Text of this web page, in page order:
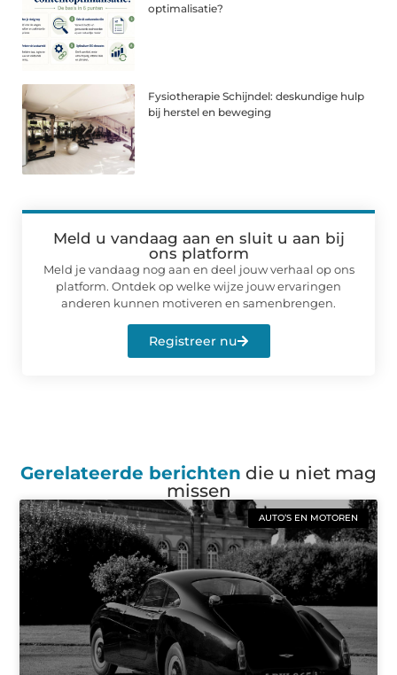
optimalisatie?
Fysiotherapie Schijndel: deskundige hulp
bij herstel en beweging
Meld u vandaag aan en sluit u aan bij
ons platform
Meld je vandaag nog aan en deel jouw verhaal op ons
platform. Ontdek op welke wijze jouw ervaringen
anderen kunnen motiveren en samenbrengen.
Registreer nu
Gerelateerde berichten die u niet mag
missen
AUTO’S EN MOTOREN